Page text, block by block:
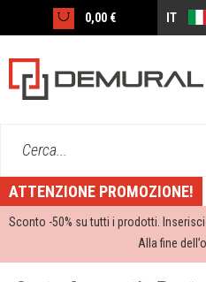
0,00 € IT
Cerca...
ATTENZIONE PROMOZIONE!
Sconto -50% su tutti i prodotti.
Alla fine